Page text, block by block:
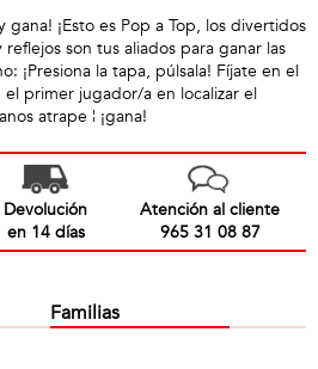
gana! ¡Esto es Pop a Top, los divertidos
son tus aliados para ganar las
¡Presiona la tapa, púlsala! Fíjate en el
primer jugador/a en localizar el
atrape ¦ ¡gana!
Devolución
en 14 días
Atención al cliente
965 31 08 87
Familias